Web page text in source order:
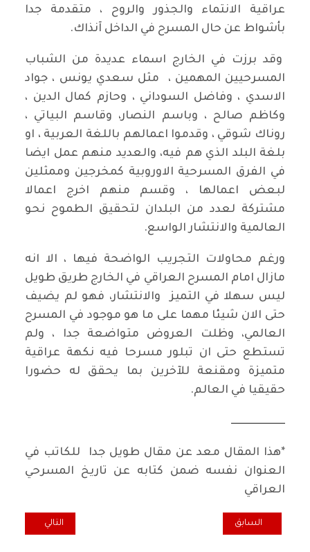
عراقية الانتماء والجذور والروح ، متقدمة جدا
بأشواط عن حال المسرح في الداخل آنذاك.
وقد برزت في الخارج اسماء عديدة من الشباب
المسرحيين المهمين ، مثل سعدي يونس ، جواد
الاسدي ، وفاضل السوداني ، وحازم كمال الدين ،
وكاظم صالح ، وباسم النصار، وقاسم البياتي ،
روناك شوقي ، وقدموا اعمالهم باللغة العربية ، او
بلغة البلد الذي هم فيه، والعديد منهم عمل ايضا
في الفرق المسرحية الاوروبية كمخرجين وممثلين
لبعض اعمالها ، وقسم منهم اخرج اعمالا
مشتركة لعدد من البلدان لتحقيق الطموح نحو
العالمية والانتشار الواسع.
ورغم محاولات التجريب الواضحة فيها ، الا انه
مازال امام المسرح العراقي في الخارج طريق طويل
ليس سهلا في التميز والانتشار، فهو لم يضيف
حتى الان شيئا مهما على ما هو موجود في المسرح
العالمي، وظلت العروض متواضعة جدا ، ولم
تستطع حتى ان تبلور مسرحا فيه نكهة عراقية
متميزة ومقنعة للآخرين بما يحقق له حضورا
حقيقيا في العالم.
ــــــــــــــــــــــــــ
*هذا المقال معد عن مقال طويل جدا للكاتب في
العنوان نفسه ضمن كتابه عن تاريخ المسرحي
العراقي
المقال السابق: الفنان فخري عرب..38 عاما من العمل مع المسرح والإذاعة والتلفزيون
السابق المقال التالي:
التالي